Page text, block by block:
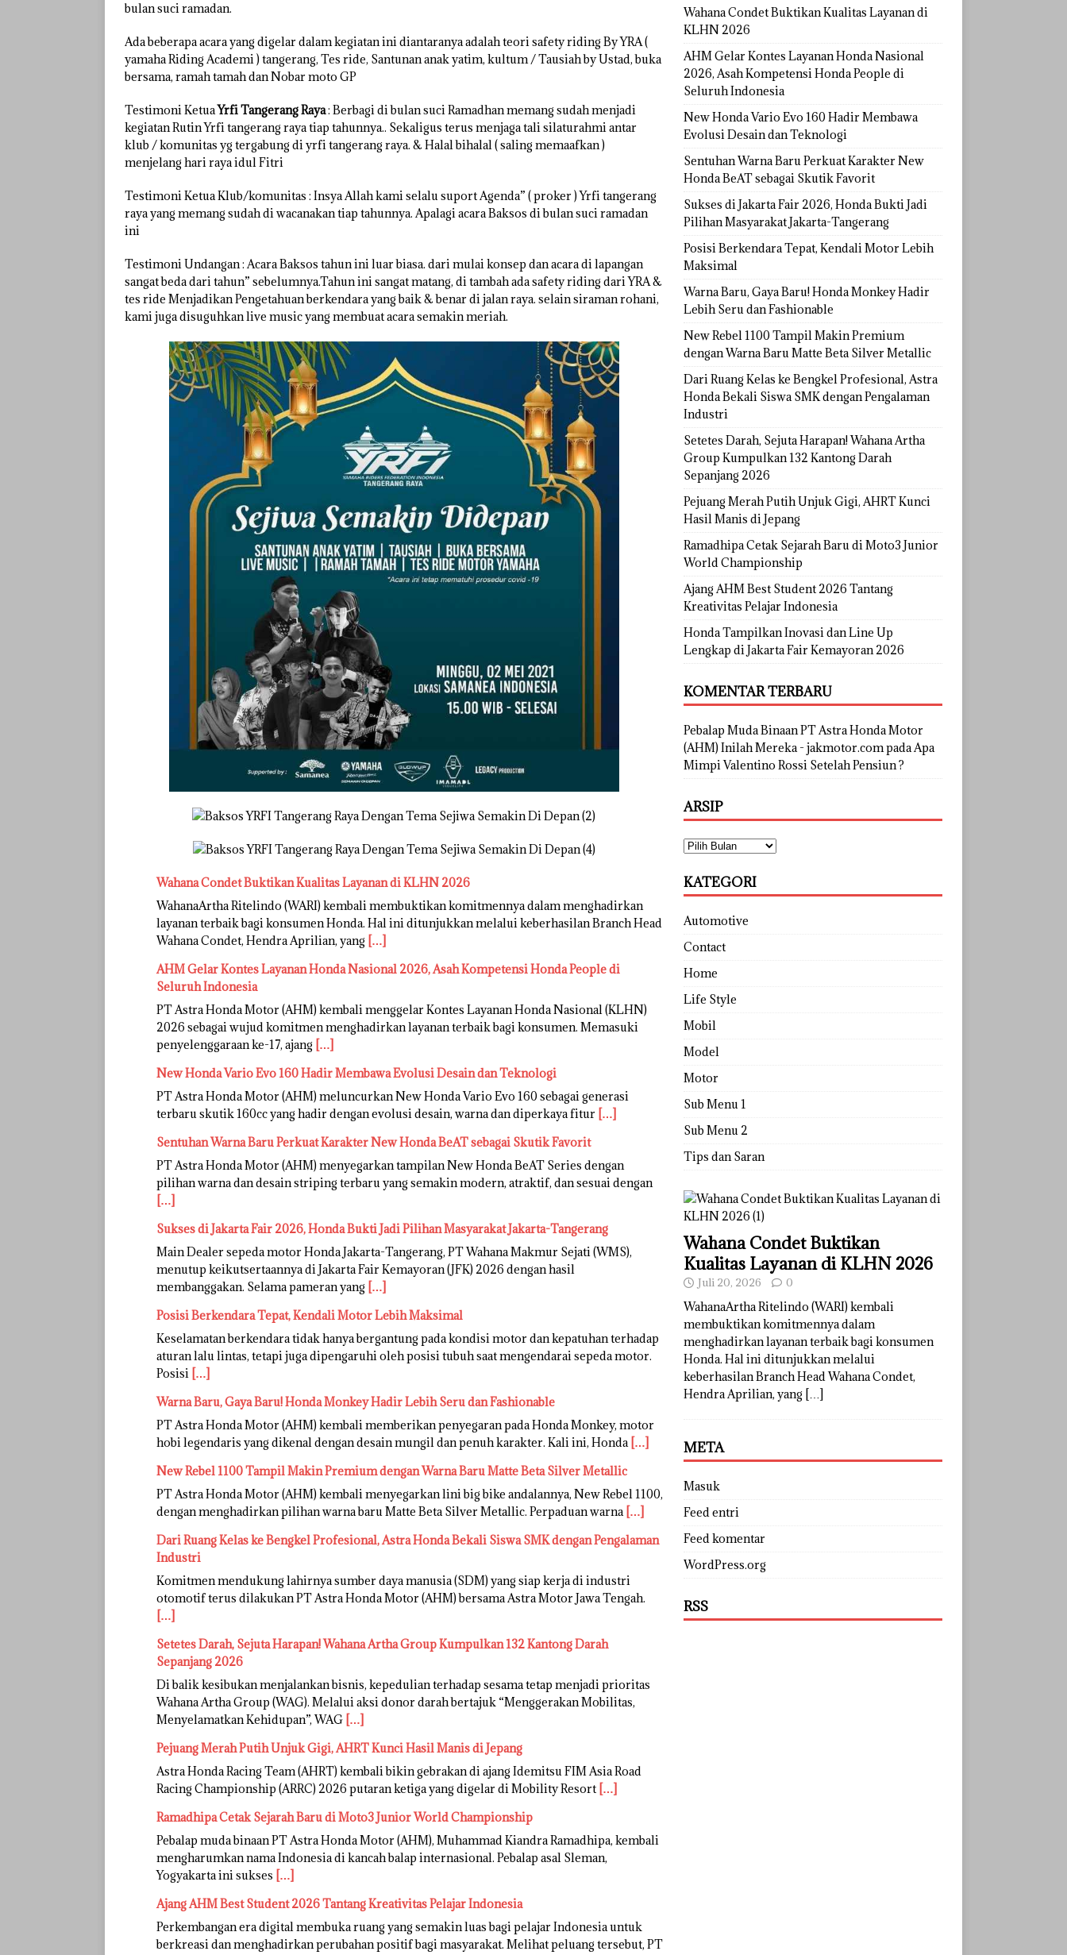
bulan suci ramadan.
Ada beberapa acara yang digelar dalam kegiatan ini diantaranya adalah teori safety riding By YRA (
yamaha Riding Academi ) tangerang, Tes ride, Santunan anak yatim, kultum / Tausiah by Ustad, buka
bersama, ramah tamah dan Nobar moto GP
Testimoni KetuaYrfi Tangerang Raya: Berbagi di bulan suci Ramadhan memang sudah menjadi
kegiatan Rutin Yrfi tangerang raya tiap tahunnya.. Sekaligus terus menjaga tali silaturahmi antar
klub / komunitas yg tergabung di yrfi tangerang raya. & Halal bihalal ( saling memaafkan )
menjelang hari raya idul Fitri
Testimoni Ketua Klub/komunitas : Insya Allah kami selalu suport Agenda” ( proker ) Yrfi tangerang
raya yang memang sudah di wacanakan tiap tahunnya. Apalagi acara Baksos di bulan suci ramadan
ini
Testimoni Undangan : Acara Baksos tahun ini luar biasa. dari mulai konsep dan acara di lapangan
sangat beda dari tahun” sebelumnya.Tahun ini sangat matang, di tambah ada safety riding dari YRA &
tes ride Menjadikan Pengetahuan berkendara yang baik & benar di jalan raya. selain siraman rohani,
kami juga disuguhkan live music yang membuat acara semakin meriah.
Wahana Condet Buktikan Kualitas Layanan di KLHN 2026
WahanaArtha Ritelindo (WARI) kembali membuktikan komitmennya dalam menghadirkan
layanan terbaik bagi konsumen Honda. Hal ini ditunjukkan melalui keberhasilan Branch Head
Wahana Condet, Hendra Aprilian, yang […]
AHM Gelar Kontes Layanan Honda Nasional 2026, Asah Kompetensi Honda People di
Seluruh Indonesia
PT Astra Honda Motor (AHM) kembali menggelar Kontes Layanan Honda Nasional (KLHN)
2026 sebagai wujud komitmen menghadirkan layanan terbaik bagi konsumen. Memasuki
penyelenggaraan ke-17, ajang […]
New Honda Vario Evo 160 Hadir Membawa Evolusi Desain dan Teknologi
PT Astra Honda Motor (AHM) meluncurkan New Honda Vario Evo 160 sebagai generasi
terbaru skutik 160cc yang hadir dengan evolusi desain, warna dan diperkaya fitur […]
Sentuhan Warna Baru Perkuat Karakter New Honda BeAT sebagai Skutik Favorit
PT Astra Honda Motor (AHM) menyegarkan tampilan New Honda BeAT Series dengan
pilihan warna dan desain striping terbaru yang semakin modern, atraktif, dan sesuai dengan
[…]
Sukses di Jakarta Fair 2026, Honda Bukti Jadi Pilihan Masyarakat Jakarta-Tangerang
Main Dealer sepeda motor Honda Jakarta-Tangerang, PT Wahana Makmur Sejati (WMS),
menutup keikutsertaannya di Jakarta Fair Kemayoran (JFK) 2026 dengan hasil
membanggakan. Selama pameran yang […]
Posisi Berkendara Tepat, Kendali Motor Lebih Maksimal
Keselamatan berkendara tidak hanya bergantung pada kondisi motor dan kepatuhan terhadap
aturan lalu lintas, tetapi juga dipengaruhi oleh posisi tubuh saat mengendarai sepeda motor.
Posisi […]
Warna Baru, Gaya Baru! Honda Monkey Hadir Lebih Seru dan Fashionable
PT Astra Honda Motor (AHM) kembali memberikan penyegaran pada Honda Monkey, motor
hobi legendaris yang dikenal dengan desain mungil dan penuh karakter. Kali ini, Honda […]
New Rebel 1100 Tampil Makin Premium dengan Warna Baru Matte Beta Silver Metallic
PT Astra Honda Motor (AHM) kembali menyegarkan lini big bike andalannya, New Rebel 1100,
dengan menghadirkan pilihan warna baru Matte Beta Silver Metallic. Perpaduan warna […]
Dari Ruang Kelas ke Bengkel Profesional, Astra Honda Bekali Siswa SMK dengan Pengalaman
Industri
Komitmen mendukung lahirnya sumber daya manusia (SDM) yang siap kerja di industri
otomotif terus dilakukan PT Astra Honda Motor (AHM) bersama Astra Motor Jawa Tengah.
[…]
Setetes Darah, Sejuta Harapan! Wahana Artha Group Kumpulkan 132 Kantong Darah
Sepanjang 2026
Di balik kesibukan menjalankan bisnis, kepedulian terhadap sesama tetap menjadi prioritas
Wahana Artha Group (WAG). Melalui aksi donor darah bertajuk “Menggerakan Mobilitas,
Menyelamatkan Kehidupan”, WAG […]
Pejuang Merah Putih Unjuk Gigi, AHRT Kunci Hasil Manis di Jepang
Astra Honda Racing Team (AHRT) kembali bikin gebrakan di ajang Idemitsu FIM Asia Road
Racing Championship (ARRC) 2026 putaran ketiga yang digelar di Mobility Resort […]
Ramadhipa Cetak Sejarah Baru di Moto3 Junior World Championship
Pebalap muda binaan PT Astra Honda Motor (AHM), Muhammad Kiandra Ramadhipa, kembali
mengharumkan nama Indonesia di kancah balap internasional. Pebalap asal Sleman,
Yogyakarta ini sukses […]
Ajang AHM Best Student 2026 Tantang Kreativitas Pelajar Indonesia
Perkembangan era digital membuka ruang yang semakin luas bagi pelajar Indonesia untuk
berkreasi dan menghadirkan perubahan positif bagi masyarakat. Melihat peluang tersebut, PT
Wahana Condet Buktikan Kualitas Layanan di
KLHN 2026
AHM Gelar Kontes Layanan Honda Nasional
2026, Asah Kompetensi Honda People di
Seluruh Indonesia
New Honda Vario Evo 160 Hadir Membawa
Evolusi Desain dan Teknologi
Sentuhan Warna Baru Perkuat Karakter New
Honda BeAT sebagai Skutik Favorit
Sukses di Jakarta Fair 2026, Honda Bukti Jadi
Pilihan Masyarakat Jakarta-Tangerang
Posisi Berkendara Tepat, Kendali Motor Lebih
Maksimal
Warna Baru, Gaya Baru! Honda Monkey Hadir
Lebih Seru dan Fashionable
New Rebel 1100 Tampil Makin Premium
dengan Warna Baru Matte Beta Silver Metallic
Dari Ruang Kelas ke Bengkel Profesional, Astra
Honda Bekali Siswa SMK dengan Pengalaman
Industri
Setetes Darah, Sejuta Harapan! Wahana Artha
Group Kumpulkan 132 Kantong Darah
Sepanjang 2026
Pejuang Merah Putih Unjuk Gigi, AHRT Kunci
Hasil Manis di Jepang
Ramadhipa Cetak Sejarah Baru di Moto3 Junior
World Championship
Ajang AHM Best Student 2026 Tantang
Kreativitas Pelajar Indonesia
Honda Tampilkan Inovasi dan Line Up
Lengkap di Jakarta Fair Kemayoran 2026
KOMENTAR TERBARU
Pebalap Muda Binaan PT Astra Honda Motor
(AHM) Inilah Mereka - jakmotor.compadaApa
Mimpi Valentino Rossi Setelah Pensiun ?
ARSIP
KATEGORI
Automotive
Contact
Home
Life Style
Mobil
Model
Motor
Sub Menu 1
Sub Menu 2
Tips dan Saran
Wahana Condet Buktikan
Kualitas Layanan di KLHN 2026
Juli 20, 2026 0
WahanaArtha Ritelindo (WARI) kembali
membuktikan komitmennya dalam
menghadirkan layanan terbaik bagi konsumen
Honda. Hal ini ditunjukkan melalui
keberhasilan Branch Head Wahana Condet,
Hendra Aprilian, yang […]
META
Masuk
Feed entri
Feed komentar
WordPress.org
RSS